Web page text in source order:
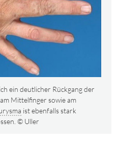
ein deutlicher Rückgang der
Mittelfinger sowie am
ist ebenfalls stark
© Uller